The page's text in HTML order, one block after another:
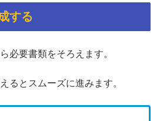
する
必要書類をそろえます。
るとスムーズに進みます。